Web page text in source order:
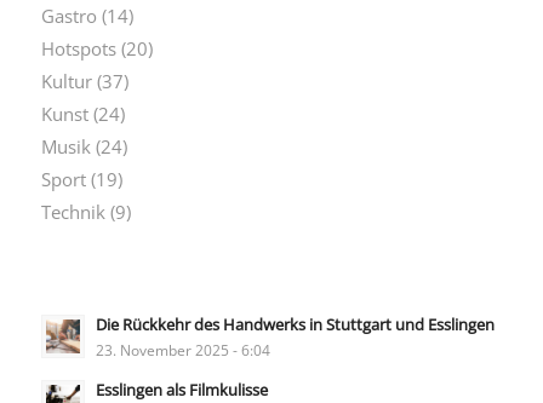
Gastro (14)
Hotspots(20)
Kultur(37)
Kunst(24)
Musik (24)
Sport(19)
Technik (9)
Die Rückkehr des Handwerks in Stuttgart und Esslingen
23. November 2025 - 6:04
Esslingen als Filmkulisse